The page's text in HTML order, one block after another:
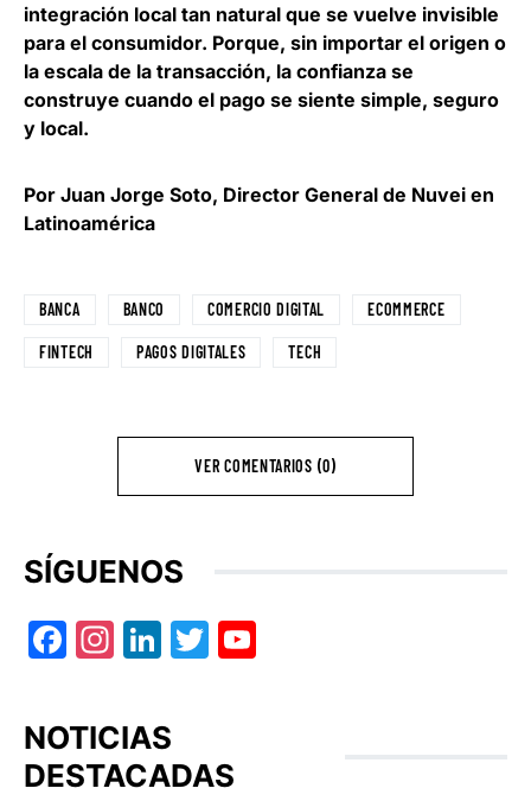
integración local tan natural que se vuelve invisible
para el consumidor. Porque, sin importar el origen o
la escala de la transacción, la confianza se
construye cuando el pago se siente simple, seguro
y local.
Por Juan Jorge Soto, Director General de Nuvei en
Latinoamérica
BANCA BANCO COMERCIO DIGITAL ECOMMERCE
FINTECH PAGOS DIGITALES TECH
VER COMENTARIOS (0)
SÍGUENOS
Facebook
Instagram
LinkedIn
Twitter
NOTICIAS
DESTACADAS